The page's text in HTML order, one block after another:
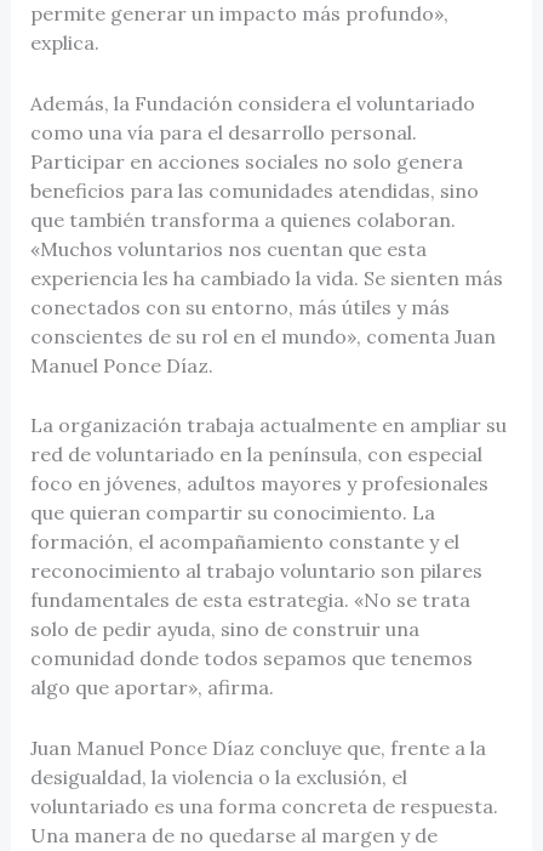
permite generar un impacto más profundo»,
explica.
Además, la Fundación considera el voluntariado
como una vía para el desarrollo personal.
Participar en acciones sociales no solo genera
beneficios para las comunidades atendidas, sino
que también transforma a quienes colaboran.
«Muchos voluntarios nos cuentan que esta
experiencia les ha cambiado la vida. Se sienten más
conectados con su entorno, más útiles y más
conscientes de su rol en el mundo», comenta Juan
Manuel Ponce Díaz.
La organización trabaja actualmente en ampliar su
red de voluntariado en la península, con especial
foco en jóvenes, adultos mayores y profesionales
que quieran compartir su conocimiento. La
formación, el acompañamiento constante y el
reconocimiento al trabajo voluntario son pilares
fundamentales de esta estrategia. «No se trata
solo de pedir ayuda, sino de construir una
comunidad donde todos sepamos que tenemos
algo que aportar», afirma.
Juan Manuel Ponce Díaz concluye que, frente a la
desigualdad, la violencia o la exclusión, el
voluntariado es una forma concreta de respuesta.
Una manera de no quedarse al margen y de